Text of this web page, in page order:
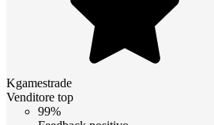
Kgamestrade
Venditore top
99%